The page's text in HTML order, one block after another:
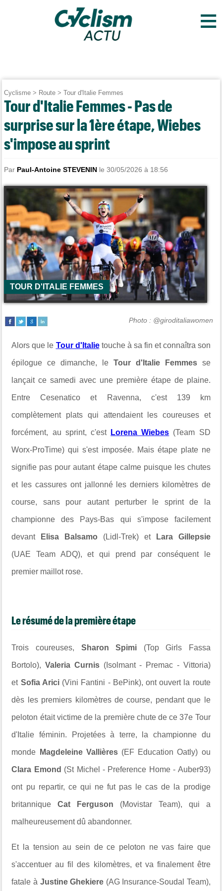
≡
Cyclisme > Route >Tour d'Italie Femmes
Tour d'Italie Femmes - Pas de
surprise sur la 1ère étape, Wiebes
s'impose au sprint
Par Paul-Antoine STEVENIN le 30/05/2026 à 18:56
TOUR D'ITALIE FEMMES
Photo : @giroditaliawomen
Alors que le Tour d'Italie touche à sa fin et connaîtra son
épilogue ce dimanche, le Tour d'Italie Femmes se
lançait ce samedi avec une première étape de plaine.
Entre Cesenatico et Ravenna, c'est 139 km
complètement plats qui attendaient les coureuses et
forcément, au sprint, c'est Lorena Wiebes (Team SD
Worx-ProTime) qui s'est imposée. Mais étape plate ne
signifie pas pour autant étape calme puisque les chutes
et les cassures ont jallonné les derniers kilomètres de
course, sans pour autant perturber le sprint de la
championne des Pays-Bas qui s'impose facilement
devant Elisa Balsamo (Lidl-Trek) et Lara Gillepsie
(UAE Team ADQ), et qui prend par conséquent le
premier maillot rose.
Le résumé de la première étape
Trois coureuses, Sharon Spimi (Top Girls Fassa
Bortolo),Valeria Curnis (Isolmant - Premac - Vittoria)
et Sofia Arici (Vini Fantini - BePink), ont ouvert la route
dès les premiers kilomètres de course, pendant que le
peloton était victime de la première chute de ce 37e Tour
d'Italie féminin. Projetées à terre, la championne du
monde Magdeleine Vallières (EF Education Oatly) ou
Clara Emond (St Michel - Preference Home - Auber93)
ont pu repartir, ce qui ne fut pas le cas de la prodige
britanniqueCat Ferguson (Movistar Team), qui a
malheureusement dû abandonner.
Et la tension au sein de ce peloton ne vas faire que
s'accentuer au fil des kilomètres, et va finalement être
fatale à Justine Ghekiere (AG Insurance-Soudal Team),